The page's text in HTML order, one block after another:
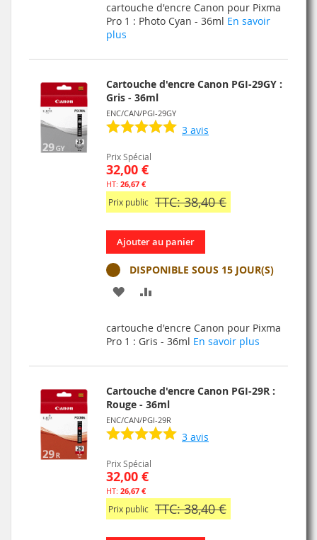
MA
COMPARATEUR
cartouche d'encre Canon pour Pixma
Pro 1 : Photo Cyan - 36ml En savoir
plus
Cartouche d'encre Canon PGI-29GY :
Gris - 36ml
ENC/CAN/PGI-29GY
3 avis
Prix Spécial
32,00 €
26,67 €
Prix public TTC: 38,40 €
Ajouter au panier
DISPONIBLE SOUS 15 JOUR(S)
AJOUTER
MA
LISTE
D’ENVIE
COMPARATEUR
cartouche d'encre Canon pour Pixma
Pro 1 : Gris - 36ml En savoir plus
Cartouche d'encre Canon PGI-29R :
Rouge - 36ml
ENC/CAN/PGI-29R
3 avis
Prix Spécial
32,00 €
26,67 €
Prix public TTC: 38,40 €